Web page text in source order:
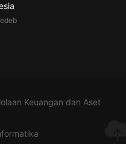
Keuangan dan Aset